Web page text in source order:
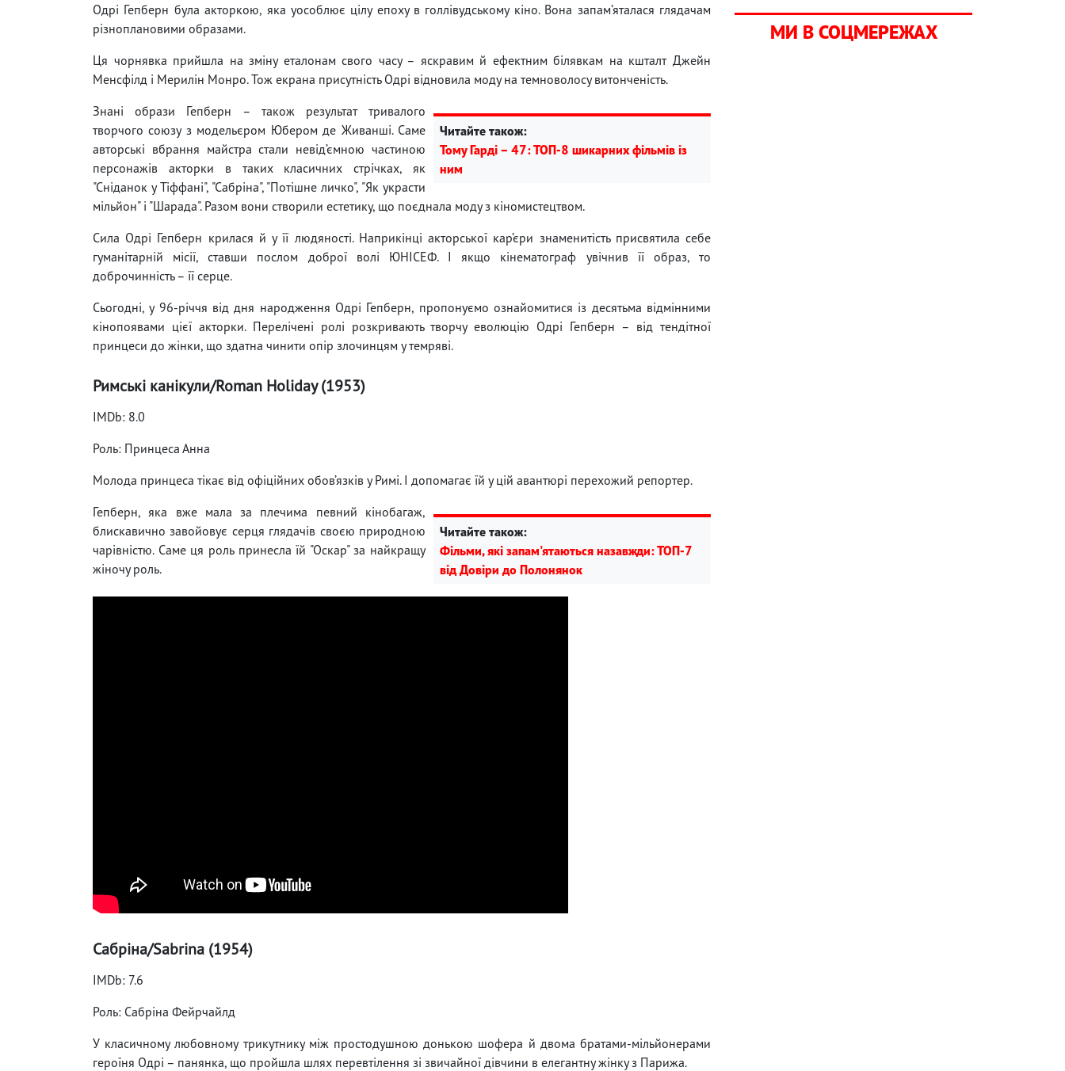
Одрі Гепберн була акторкою, яка уособлює цілу епоху в голлівудському кіно. Вона запам’яталася глядачам
різноплановими образами.
Ця чорнявка прийшла на зміну еталонам свого часу – яскравим й ефектним білявкам на кшталт Джейн
Менсфілд і Мерилін Монро. Тож екрана присутність Одрі відновила моду на темноволосу витонченість.
Читайте також:
Тому Гарді – 47: ТОП-8 шикарних фільмів із
ним
Знані образи Гепберн – також результат тривалого
творчого союзу з модельєром Юбером де Живанші. Саме
авторські вбрання майстра стали невід’ємною частиною
персонажів акторки в таких класичних стрічках, як
"Сніданок у Тіффані", "Сабріна", "Потішне личко", "Як украсти
мільйон" і "Шарада". Разом вони створили естетику, що поєднала моду з кіномистецтвом.
Сила Одрі Гепберн крилася й у її людяності. Наприкінці акторської кар’єри знаменитість присвятила себе
гуманітарній місії, ставши послом доброї волі ЮНІСЕФ. І якщо кінематограф увічнив її образ, то
доброчинність – її серце.
Сьогодні, у 96-річчя від дня народження Одрі Гепберн, пропонуємо ознайомитися із десятьма відмінними
кінопоявами цієї акторки. Перелічені ролі розкривають творчу еволюцію Одрі Гепберн – від тендітної
принцеси до жінки, що здатна чинити опір злочинцям у темряві.
Римські канікули/Roman Holiday (1953)
IMDb: 8.0
Роль: Принцеса Анна
Молода принцеса тікає від офіційних обов’язків у Римі. І допомагає їй у цій авантюрі перехожий репортер.
Читайте також:
Фільми, які запам'ятаються назавжди: ТОП-7
від Довіри до Полонянок
Гепберн, яка вже мала за плечима певний кінобагаж,
блискавично завойовує серця глядачів своєю природною
чарівністю. Саме ця роль принесла їй "Оскар" за найкращу
жіночу роль.
Сабріна/Sabrina (1954)
IMDb: 7.6
Роль: Сабріна Фейрчайлд
У класичному любовному трикутнику між простодушною донькою шофера й двома братами-мільйонерами
героїня Одрі – панянка, що пройшла шлях перевтілення зі звичайної дівчини в елегантну жінку з Парижа.
МИ В СОЦМЕРЕЖАХ